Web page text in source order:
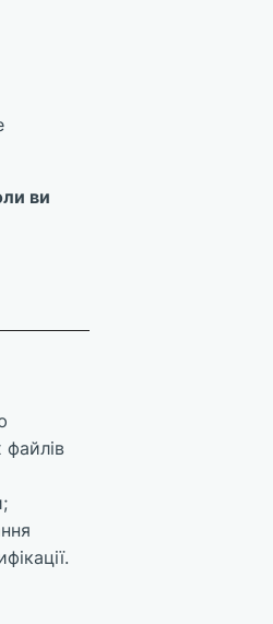
ви